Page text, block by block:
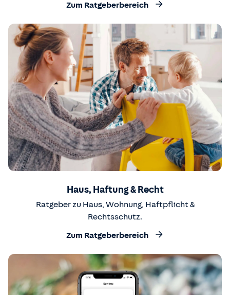
Zum Ratgeberbereich
Haus, Haftung & Recht
Ratgeber zu Haus, Wohnung, Haftpflicht &
Rechtsschutz.
Zum Ratgeberbereich